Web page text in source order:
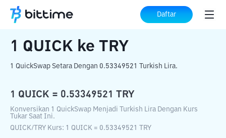
Daftar
Beranda Konverter Kripto QUICK TRY
1 QUICK ke TRY
1 QuickSwap Setara Dengan 0.53349521 Turkish Lira.
1 QUICK = 0.53349521 TRY
Konversikan 1 QuickSwap Menjadi Turkish Lira Dengan Kurs
Tukar Saat Ini.
QUICK/ TRY Kurs: 1 QUICK = 0.53349521 TRY